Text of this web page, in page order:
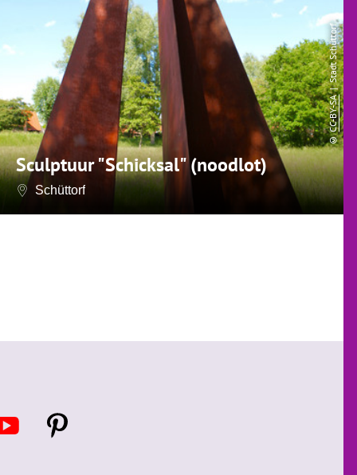
Sculptuur "Schicksal" (noodlot)
Schüttorf
©
CC-BY-SA
| Stadt Schüttorf
P